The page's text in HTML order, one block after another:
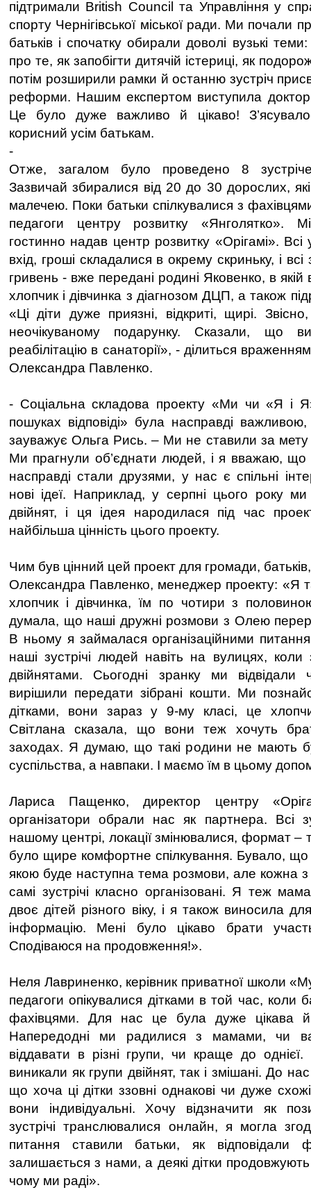
підтримали Вritish Council та Управління у
спорту Чернігівської міської ради. Ми почали
батьків і спочатку обирали доволі вузькі
про те, як запобігти дитячій істериці, як
потім розширили рамки й останню зустріч
реформи. Нашим експертом виступила
Це було дуже важливо й цікаво!
корисний усім батькам.
-
Отже, загалом було проведено 8
Зазвичай збиралися від 20 до 30 дорослих,
малечею. Поки батьки спілкувалися з
педагоги центру розвитку «Янголятко».
гостинно надав центр розвитку «Орігамі».
вхід, гроші складалися в окрему скриньку, і
гривень - вже передані родині Яковенко, в якій
хлопчик і дівчинка з діагнозом ДЦП, а також
«Ці діти дуже приязні, відкриті, щирі.
неочікуваному подарунку. Сказали, що
реабілітацію в санаторії», - ділиться
Олександра Павленко.
- Соціальна складова проекту «Ми чи «Я і
пошуках відповіді» була насправді
зауважує Ольга Рись. – Ми не ставили за мету
Ми прагнули об’єднати людей, і я вважаю,
насправді стали друзями, у нас є спільні
нові ідеї. Наприклад, у серпні цього року
двійнят, і ця ідея народилася під час
найбільша цінність цього проекту.
Чим був цінний цей проект для громади,
Олександра Павленко, менеджер проекту: «Я
хлопчик і дівчинка, їм по чотири з
думала, що наші дружні розмови з Олею
В ньому я займалася організаційними
наші зустрічі людей навіть на вулицях, коли
двійнятами. Сьогодні зранку ми відвідали
вирішили передати зібрані кошти. Ми
дітками, вони зараз у 9-му класі, це
Світлана сказала, що вони теж хочуть
заходах. Я думаю, що такі родини не мають
суспільства, а навпаки. І маємо їм в цьому
Лариса Пащенко, директор центру
організатори обрали нас як партнера. Всі
нашому центрі, локації змінювалися, формат –
було щире комфортне спілкування. Бувало,
якою буде наступна тема розмови, але кожна
самі зустрічі класно організовані. Я теж
двоє дітей різного віку, і я також виносила
інформацію. Мені було цікаво брати
Сподіваюся на продовження!».
Неля Лавриненко, керівник приватної школи
педагоги опікувалися дітками в той час, коли
фахівцями. Для нас це була дуже цікава й
Напередодні ми радилися з мамами, чи
віддавати в різні групи, чи краще до однієї.
виникали як групи двійнят, так і змішані. До
що хоча ці дітки ззовні однакові чи дуже
вони індивідуальні. Хочу відзначити як
зустрічі транслювалися онлайн, я могла
питання ставили батьки, як відповідали
залишається з нами, а деякі дітки продовжують
чому ми раді».